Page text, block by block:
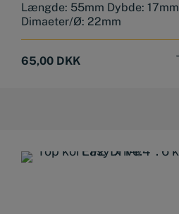
Længde: 55mm Dybde: 17mm
Dimaeter/Ø: 22mm
65,00 DKK